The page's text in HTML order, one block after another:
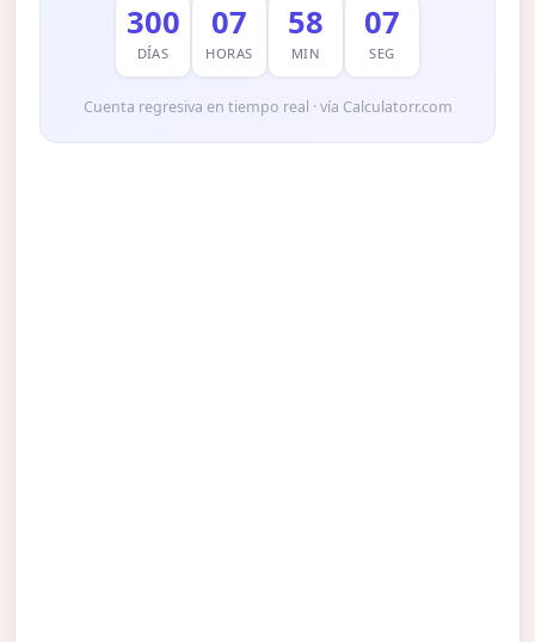
300
DÍAS
07
HORAS
58
MIN
07
SEG
Cuenta regresiva en tiempo real · vía Calculatorr.com